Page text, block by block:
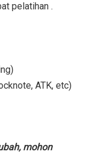
pelatihan .
ATK, etc)
mohon